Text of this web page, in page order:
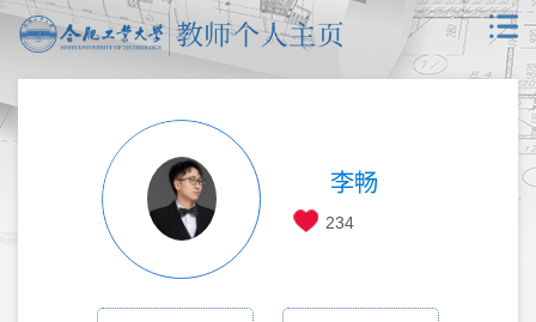
李畅
234